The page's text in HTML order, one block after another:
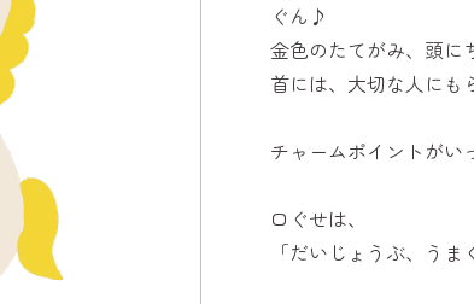
ぐん♪
金色のたてがみ、頭に
首には、大切な人にも
チャームポイントがい
口ぐせは、
「だいじょうぶ、うま